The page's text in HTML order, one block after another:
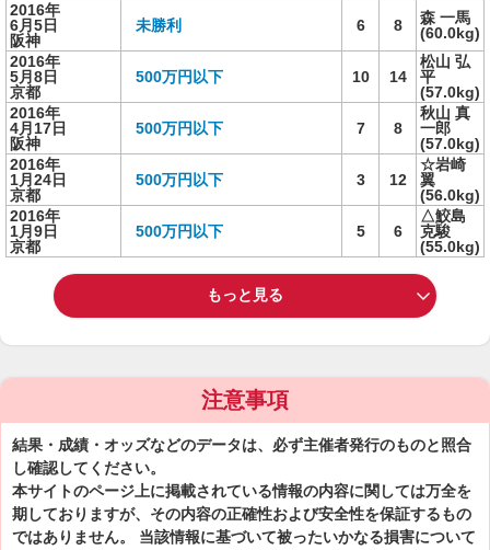
2016年
6月5日
阪神
未勝利 6 8
森 一馬
(60.0kg)
2016年
5月8日
京都
500万円以下 10 14
松山 弘
平
(57.0kg)
2016年
4月17日
阪神
500万円以下 7 8
秋山 真
一郎
(57.0kg)
2016年
1月24日
京都
500万円以下 3 12
☆岩崎
翼
(56.0kg)
2016年
1月9日
京都
500万円以下 5 6
△鮫島
克駿
(55.0kg)
もっと見る
注意事項
結果・成績・オッズなどのデータは、必ず主催者発行のものと照合
し確認してください。
本サイトのページ上に掲載されている情報の内容に関しては万全を
期しておりますが、その内容の正確性および安全性を保証するもの
ではありません。 当該情報に基づいて被ったいかなる損害について